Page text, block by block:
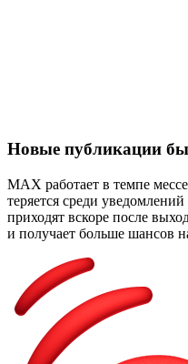
Новые публикации
MAX работает в темпе
теряется среди
приходят вскоре после
и получает больше шансов